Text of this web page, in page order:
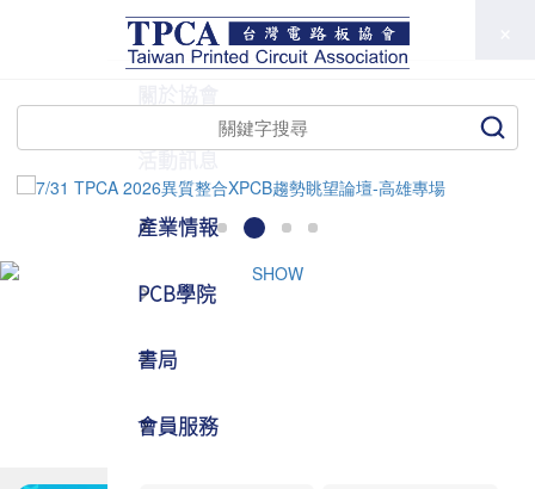
TPCA
活動訊息
產業情報
PCB學院
書局
會員服務